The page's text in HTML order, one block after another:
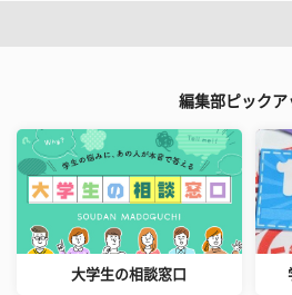
編集部ピックア
大学生の相談窓口